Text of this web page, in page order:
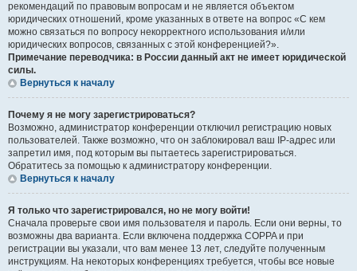
рекомендаций по правовым вопросам и не является объектом
юридических отношений, кроме указанных в ответе на вопрос «С кем
можно связаться по вопросу некорректного использования и/или
юридических вопросов, связанных с этой конференцией?».
Примечание переводчика: в России данный акт не имеет юридической
силы.
Вернуться к началу
Почему я не могу зарегистрироваться?
Возможно, администратор конференции отключил регистрацию новых
пользователей. Также возможно, что он заблокировал ваш IP-адрес или
запретил имя, под которым вы пытаетесь зарегистрироваться.
Обратитесь за помощью к администратору конференции.
Вернуться к началу
Я только что зарегистрировался, но не могу войти!
Сначала проверьте свои имя пользователя и пароль. Если они верны, то
возможны два варианта. Если включена поддержка COPPA и при
регистрации вы указали, что вам менее 13 лет, следуйте полученным
инструкциям. На некоторых конференциях требуется, чтобы все новые